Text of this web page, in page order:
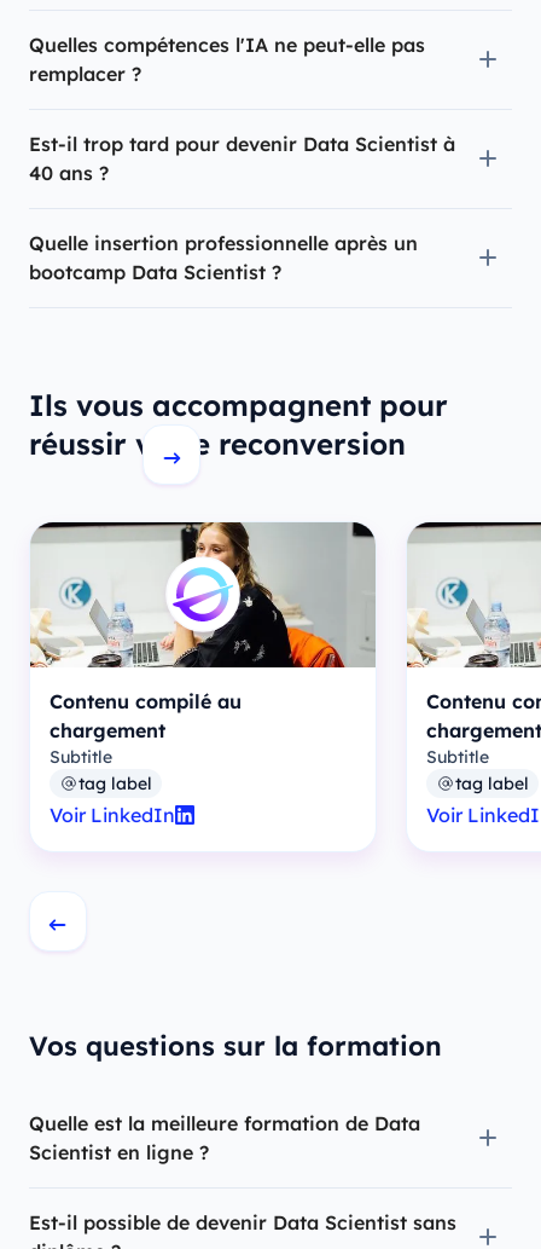
Quelles compétences l'IA ne peut-elle pas
remplacer ?
Est-il trop tard pour devenir Data Scientist à
40 ans ?
Quelle insertion professionnelle après un
bootcamp Data Scientist ?
Ils vous accompagnent pour
réussir votre reconversion
Contenu compilé au
chargement
Subtitle
tag label
Voir LinkedIn
Contenu
chargement
Subtitle
tag label
Voir
Vos questions sur la formation
Quelle est la meilleure formation de Data
Scientist en ligne ?
Est-il possible de devenir Data Scientist sans